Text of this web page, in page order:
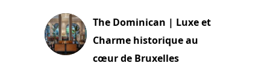
The Dominican | Luxe et
Charme historique au
cœur de Bruxelles